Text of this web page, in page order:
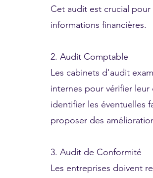
Cet audit est crucial
informations financières.
2. Audit Comptable
Les cabinets d'audit
internes pour vérifier
identifier les éventuelles
proposer des
3. Audit de Conformité
Les entreprises doivent